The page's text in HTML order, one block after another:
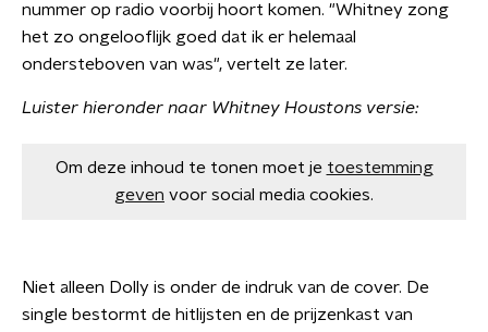
nummer op radio voorbij hoort komen. "Whitney zong
het zo ongelooflijk goed dat ik er helemaal
ondersteboven van was", vertelt ze later.
Luister hieronder naar Whitney Houstons versie:
Om deze inhoud te tonen moet je toestemming
geven voor social media cookies.
Niet alleen Dolly is onder de indruk van de cover. De
single bestormt de hitlijsten en de prijzenkast van